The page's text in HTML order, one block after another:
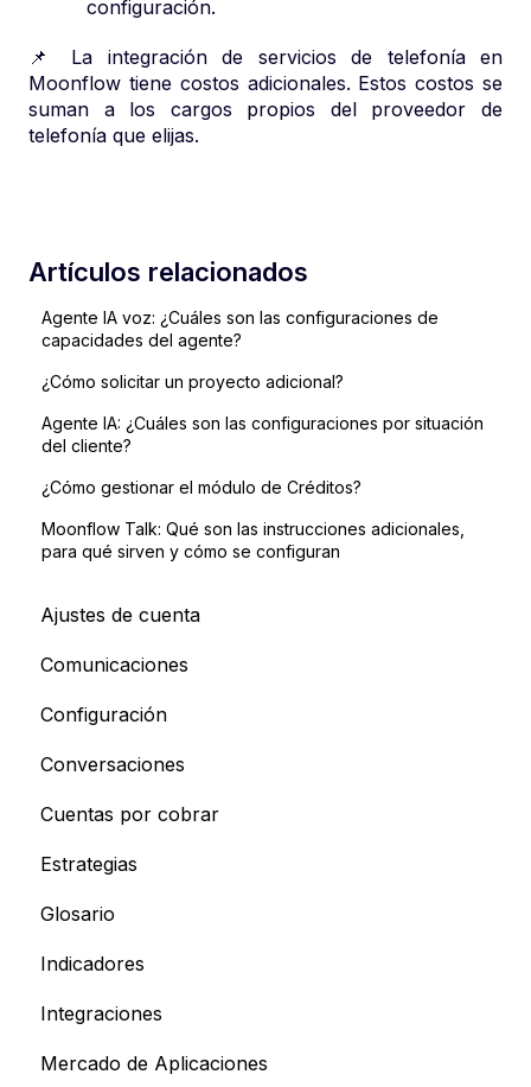
configuración.​
📌 La integración de servicios de telefonía en
Moonflow tiene costos adicionales. Estos costos se
suman a los cargos propios del proveedor de
telefonía que elijas.​
Artículos relacionados
Agente IA voz: ¿Cuáles son las configuraciones de
capacidades del agente?
¿Cómo solicitar un proyecto adicional?
Agente IA: ¿Cuáles son las configuraciones por situación
del cliente?
¿Cómo gestionar el módulo de Créditos?
Moonflow Talk: Qué son las instrucciones adicionales,
para qué sirven y cómo se configuran
Ajustes de cuenta
Comunicaciones
Configuración
Conversaciones
Cuentas por cobrar
Estrategias
Glosario
Indicadores
Integraciones
Mercado de Aplicaciones